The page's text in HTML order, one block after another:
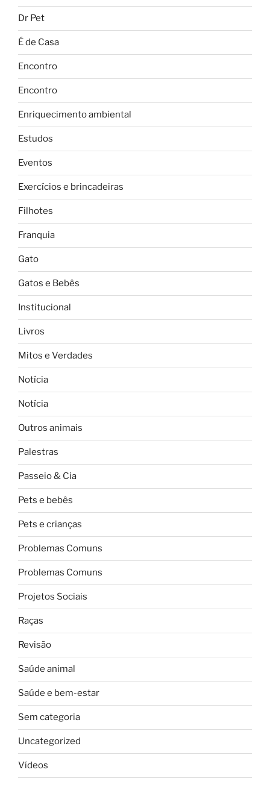
Dr Pet
É de Casa
Encontro
Encontro
Enriquecimento ambiental
Estudos
Eventos
Exercícios e brincadeiras
Filhotes
Franquia
Gato
Gatos e Bebês
Institucional
Livros
Mitos e Verdades
Notícia
Notícia
Outros animais
Palestras
Passeio & Cia
Pets e bebês
Pets e crianças
Problemas Comuns
Problemas Comuns
Projetos Sociais
Raças
Revisão
Saúde animal
Saúde e bem-estar
Sem categoria
Uncategorized
Vídeos